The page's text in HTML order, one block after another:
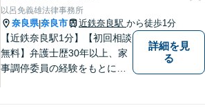
以呂免義雄法律事務所
奈良県|奈良市 近鉄奈良駅 から徒歩1分
【近鉄奈良駅1分】【初回相談
無料】弁護士歴30年以上、家
事調停委員の経験をもとに複
詳細を見
る